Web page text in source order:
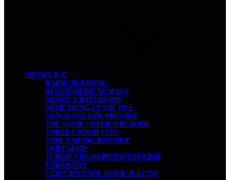
SHOWS R-Z
RADIO RÜCKBAU
REGENSBURG ANALOG
SHAKE’S BALLROOM
SOMETHING IN THE 80’S
SONGS AUS DER PROVINZ
THE SONIC SUPERSPREADER
THREE CHORD CITY
TOBI’S MUSIC HISTORY
TRIEFAUGE
TURBO’S DEATHPUNK TOURISM
UNERHÖRT
VERSCHWENDE DEINE JUGEND